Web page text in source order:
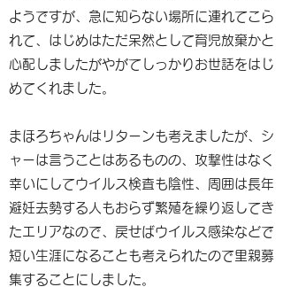
ようですが、急に知らない場所に連れてこら
れて、はじめはただ呆然として育児放棄かと
心配しましたがやがてしっかりお世話をはじ
めてくれました。
まほろちゃんはリターンも考えましたが、シ
ャーは言うことはあるものの、攻撃性はなく
幸いにしてウイルス検査も陰性、周囲は長年
避妊去勢する人もおらず繁殖を繰り返してき
たエリアなので、戻せばウイルス感染などで
短い生涯になることも考えられたので里親募
集することにしました。